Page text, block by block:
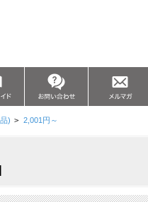
) > 2,001円～